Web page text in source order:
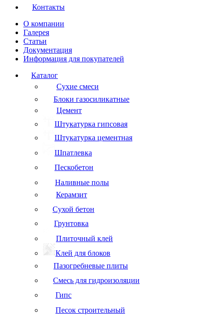
Контакты
О компании
Галерея
Статьи
Документация
Информация для покупателей
Каталог
Сухие смеси
Блоки газосиликатные
Цемент
Штукатурка гипсовая
Штукатурка цементная
Шпатлевка
Пескобетон
Наливные полы
Керамзит
Сухой бетон
Грунтовка
Плиточный клей
Клей для блоков
Пазогребневые плиты
Смесь для гидроизоляции
Гипс
Песок строительный